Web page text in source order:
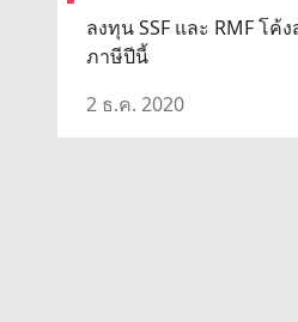
ลงทุน SSF และ RMF โ
ภาษีปีนี้
2 ธ.ค. 2020